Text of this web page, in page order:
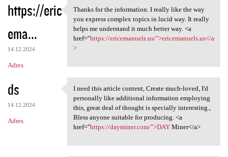
https://eric
ema...
14.12.2024
Adres
Thanks for the information. I
Thanks for the information. I really like the way
you express complex topics in lucid way. It really
helps me understand it much better way. <a
href="https://ericemanuels.us/">ericemanuels.us</a
>
ds
14.12.2024
Adres
I need this article content,
I need this article content, Create much-loved, I'd
personally like additional information employing
this, great deal of thought is specially interesting.,
Bless anyone suitable for producing. <a
href="https://dayminer.com/">DAYMiner</a>